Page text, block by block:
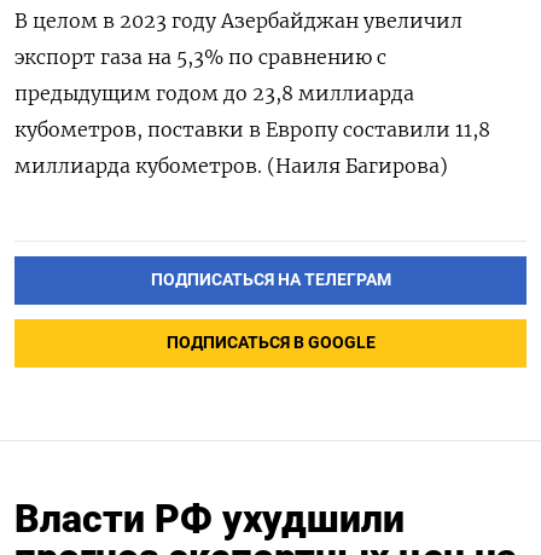
В целом в 2023 году Азербайджан увеличил
экспорт газа на 5,3% по сравнению с
предыдущим годом до 23,8 миллиарда
кубометров, поставки в Европу составили 11,8
миллиарда кубометров. (Наиля Багирова)
ПОДПИСАТЬСЯ НА ТЕЛЕГРАМ
ПОДПИСАТЬСЯ В GOOGLE
Власти РФ ухудшили